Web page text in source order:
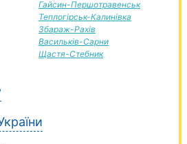
Гайсин-Першотравенськ
Теплогірськ-Калинівка
Збараж-Рахів
Васильків-Сарни
Щастя-Стебник